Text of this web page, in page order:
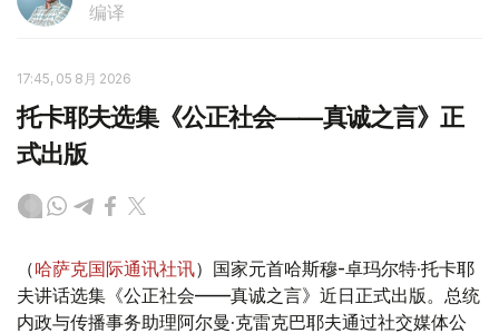
编译
17:45, 05 8月 2026
托卡耶夫选集《公正社会——真诚之言》正
式出版
（哈萨克国际通讯社讯）国家元首哈斯穆-卓玛尔特·托卡耶
夫讲话选集《公正社会——真诚之言》近日正式出版。总统
内政与传播事务助理阿尔曼·克雷克巴耶夫通过社交媒体公